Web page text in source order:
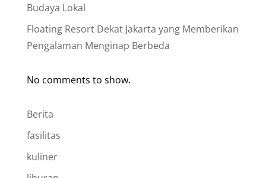
Budaya Lokal
Floating Resort Dekat Jakarta yang Memberikan
Pengalaman Menginap Berbeda
No comments to show.
Berita
fasilitas
kuliner